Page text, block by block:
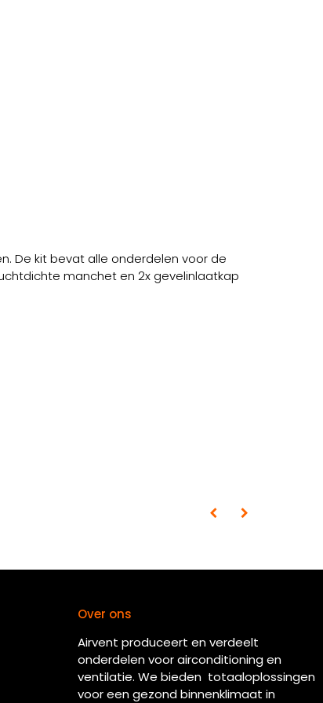
De kit bevat alle onderdelen voor de
manchet en 2x gevelinlaatkap
Over ons
Airvent produceert en verdeelt
onderdelen voor airconditioning en
ventilatie. We bieden totaaloplossingen
voor een gezond binnenklimaat in